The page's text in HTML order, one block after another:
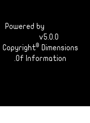
Powered by
v5.0.0
Copyright©
Dimensions
Of Information.